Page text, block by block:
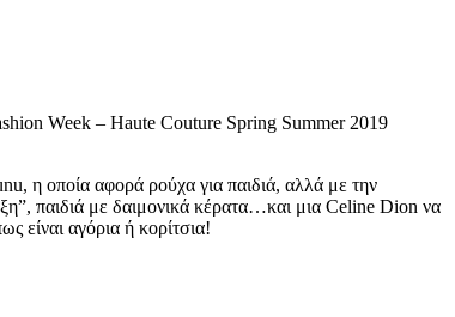
Week – Haute Couture Spring Summer 2019
η οποία αφορά ρούχα για παιδιά, αλλά με την
παιδιά με δαιμονικά κέρατα…και μια Celine Dion να
είναι αγόρια ή κορίτσια!